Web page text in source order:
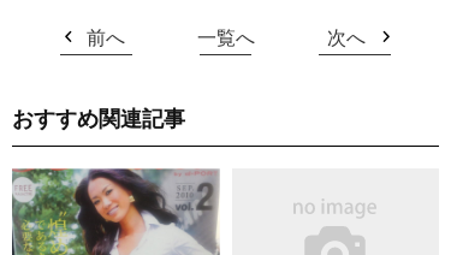
前へ 一覧へ 次へ
おすすめ関連記事